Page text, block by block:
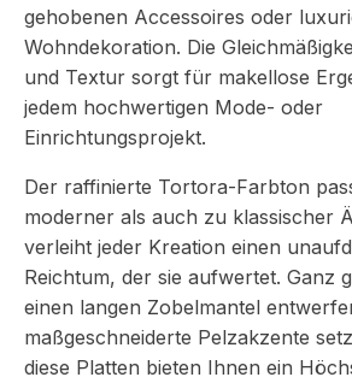
gehobenen Accessoires oder
Wohndekoration. Die
und Textur sorgt für makellose
jedem hochwertigen Mode- oder
Einrichtungsprojekt.
Der raffinierte Tortora-Farbton
moderner als auch zu klassischer
verleiht jeder Kreation einen
Reichtum, der sie aufwertet. Ganz
einen langen Zobelmantel
maßgeschneiderte Pelzakzente
diese Platten bieten Ihnen ein